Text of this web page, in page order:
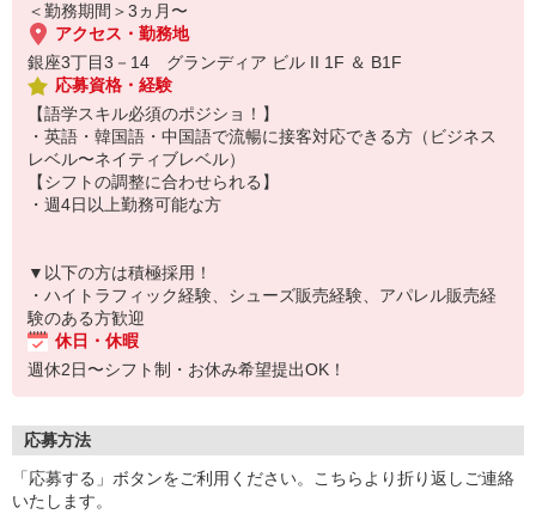
＜勤務期間＞3ヵ月〜
アクセス・勤務地
銀座3丁目3－14 グランディア ビル II 1F ＆ B1F
応募資格・経験
【語学スキル必須のポジショ！】
・英語・韓国語・中国語で流暢に接客対応できる方（ビジネス
レベル〜ネイティブレベル）
【シフトの調整に合わせられる】
・週4日以上勤務可能な方
▼以下の方は積極採用！
・ハイトラフィック経験、シューズ販売経験、アパレル販売経
験のある方歓迎
休日・休暇
週休2日〜シフト制・お休み希望提出OK！
応募方法
「応募する」ボタンをご利用ください。こちらより折り返しご連絡
いたします。